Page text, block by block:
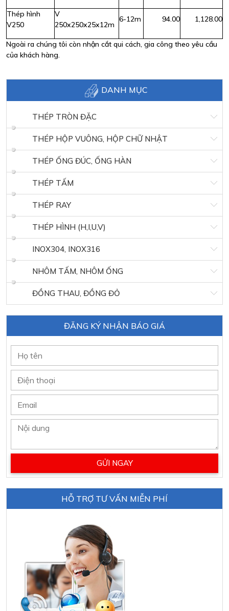
Thép hình
V250
V
250x250x25x12m
6-12m 94.00 1,128.00
Ngoài ra chúng tôi còn nhận cắt qui cách, gia công theo yêu cầu
của khách hàng.
DANH MỤC
THÉP TRÒN ĐẶC
THÉP HỘP VUÔNG, HỘP CHỮ NHẬT
THÉP ỐNG ĐÚC, ỐNG HÀN
THÉP TẤM
THÉP RAY
THÉP HÌNH (H,I,U,V)
INOX304, INOX316
NHÔM TẤM, NHÔM ỐNG
ĐỒNG THAU, ĐỒNG ĐỎ
ĐĂNG KÝ NHẬN BÁO GIÁ
HỖ TRỢ TƯ VẤN MIỄN PHÍ